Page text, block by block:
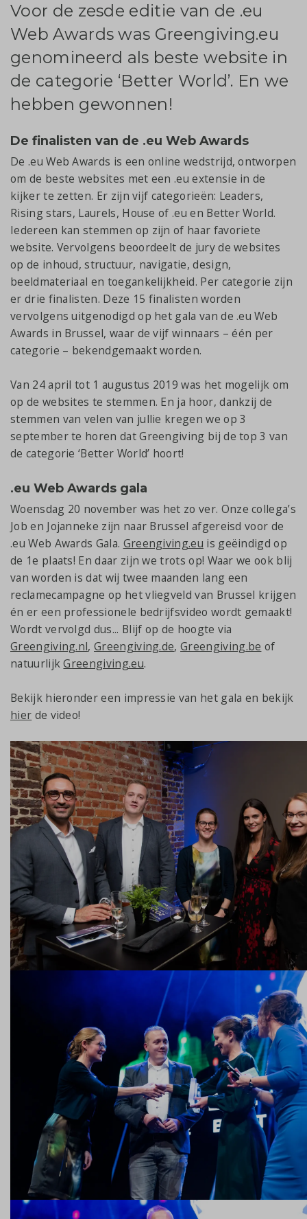
Voor de zesde editie van de .eu
Web Awards was Greengiving.eu
genomineerd als beste website in
de categorie ‘Better World’. En we
hebben gewonnen!
De finalisten van de .eu Web Awards
De .eu Web Awards is een online wedstrijd, ontworpen
om de beste websites met een .eu extensie in de
kijker te zetten. Er zijn vijf categorieën: Leaders,
Rising stars, Laurels, House of .eu en Better World.
Iedereen kan stemmen op zijn of haar favoriete
website. Vervolgens beoordeelt de jury de websites
op de inhoud, structuur, navigatie, design,
beeldmateriaal en toegankelijkheid. Per categorie zijn
er drie finalisten. Deze 15 finalisten worden
vervolgens uitgenodigd op het gala van de .eu Web
Awards in Brussel, waar de vijf winnaars – één per
categorie – bekendgemaakt worden.
Van 24 april tot 1 augustus 2019 was het mogelijk om
op de websites te stemmen. En ja hoor, dankzij de
stemmen van velen van jullie kregen we op 3
september te horen dat Greengiving bij de top 3 van
de categorie ‘Better World’ hoort!
.eu Web Awards gala
Woensdag 20 november was het zo ver. Onze collega’s
Job en Jojanneke zijn naar Brussel afgereisd voor de
.eu Web Awards Gala. Greengiving.eu is geëindigd op
de 1e plaats! En daar zijn we trots op! Waar we ook blij
van worden is dat wij twee maanden lang een
reclamecampagne op het vliegveld van Brussel krijgen
én er een professionele bedrijfsvideo wordt gemaakt!
Wordt vervolgd dus... Blijf op de hoogte via
Greengiving.nl,Greengiving.de,Greengiving.be of
natuurlijkGreengiving.eu.
Bekijk hieronder een impressie van het gala en bekijk
hier de video!